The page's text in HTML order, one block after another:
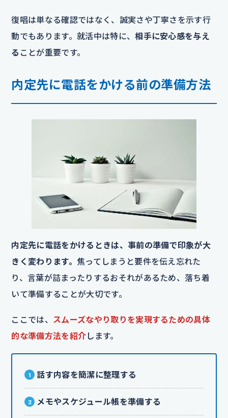
復唱は単なる確認ではなく、誠実さや丁寧さを示す行
動でもあります。就活中は特に、相手に安心感を与え
る ことが重要です。
内定先に電話をかける前の準備方法
内定先に電話をかけるときは、事前の準備で印象が大
きく変わります。 焦ってしまうと要件を伝え忘れた
り、言葉が詰まったりするおそれがあるため、落ち着
いて準備することが大切です。
ここでは、 スムーズなやり取りを実現するための具体
的な準備方法を紹介 します。
話す内容を簡潔に整理する
メモやスケジュール帳を準備する